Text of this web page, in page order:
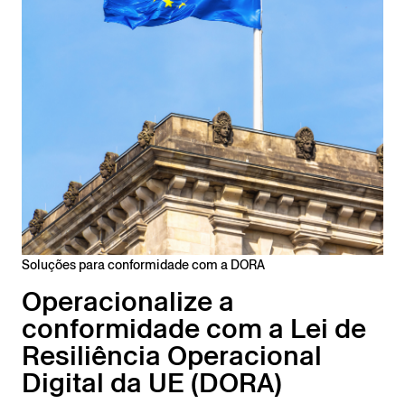
Soluções para conformidade com a DORA
Operacionalize a
conformidade com a Lei de
Resiliência Operacional
Digital da UE (DORA)